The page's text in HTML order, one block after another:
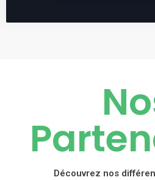
Découvrez nos